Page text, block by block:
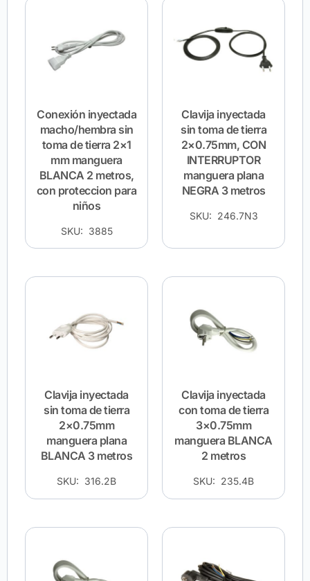
Conexión inyectada
macho/hembra sin
toma de tierra 2×1
mm manguera
BLANCA 2 metros,
con proteccion para
niños
SKU: 3885
Clavija inyectada
sin toma de tierra
2×0.75mm, CON
INTERRUPTOR
manguera plana
NEGRA 3 metros
SKU: 246.7N3
Clavija inyectada
sin toma de tierra
2×0.75mm
manguera plana
BLANCA 3 metros
SKU: 316.2B
Clavija inyectada
con toma de tierra
3×0.75mm
manguera BLANCA
2 metros
SKU: 235.4B